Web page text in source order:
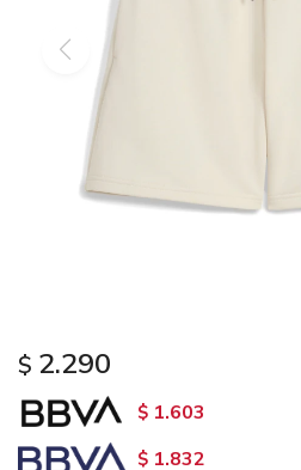
$ 2.290
$ 1.603
$ 1.832